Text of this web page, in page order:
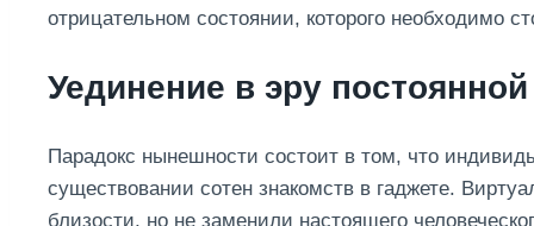
отрицательном состоянии, которого необходимо
Уединение в эру
Парадокс нынешности состоит в том, что
существовании сотен знакомств в гаджете.
близости, но не заменили настоящего